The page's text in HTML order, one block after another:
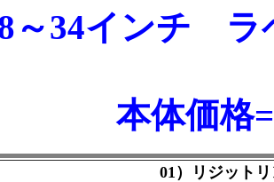
～34インチ ラ
本体価格
01）リジット